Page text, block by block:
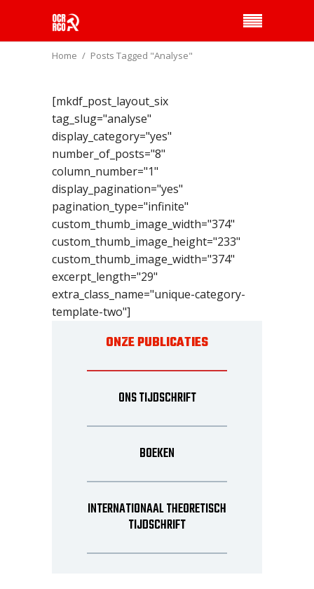
Home Posts Tagged "Analyse"
[mkdf_post_layout_six
tag_slug="analyse"
display_category="yes"
number_of_posts="8"
column_number="1"
display_pagination="yes"
pagination_type="infinite"
custom_thumb_image_width="374"
custom_thumb_image_height="233"
custom_thumb_image_width="374"
excerpt_length="29"
extra_class_name="unique-category-
template-two"]
ONZE PUBLICATIES
ONS TIJDSCHRIFT
BOEKEN
INTERNATIONAAL THEORETISCH
TIJDSCHRIFT